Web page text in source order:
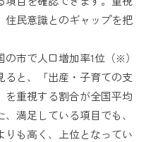
住民意識とのギャップを把
市で人口増加率1位（※）
ると、「出産・子育ての支
を重視する割合が全国平均
満足している項目でも、
りも高く、上位となってい